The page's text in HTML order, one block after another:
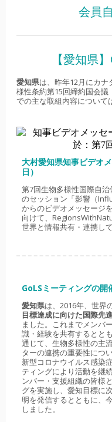
会員
【愛知県
愛知県は、昨年12月にカナ
様性条約第15回締約国会議
での主な取組内容について
大村愛知県知事ビデオ
日）
第7回生物多様性国際自治
のセッション「影響（
からのビデオメッセージ
向けて、
世界と情報共有・連携し
GoLSミーティングの開
愛知県は、2016年、世界
目標達成に向けた国際先
ました。これまでメンバ
識・経験を共有するとと
通じて、生物多様性の主
ターの連携の重要性につ
新型コロナウイルス感染
ティングにより活動を継
ンバー・支援組織の皆様
グを実施し、愛知目標に
明を発信するとともに、
しました。